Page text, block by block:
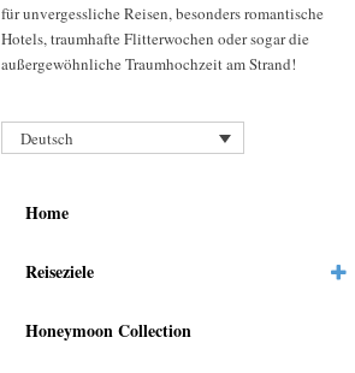
für unvergessliche Reisen, besonders romantische
Hotels, traumhafte Flitterwochen oder sogar die
außergewöhnliche Traumhochzeit am Strand!
Deutsch
Home
Reiseziele
Honeymoon Collection